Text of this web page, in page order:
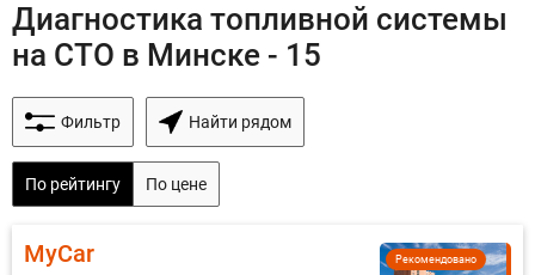
Диагностика топливной системы
на СТО в Минске - 15
Фильтр Найти рядом
По рейтингу По цене
Рекомендовано
MyCar